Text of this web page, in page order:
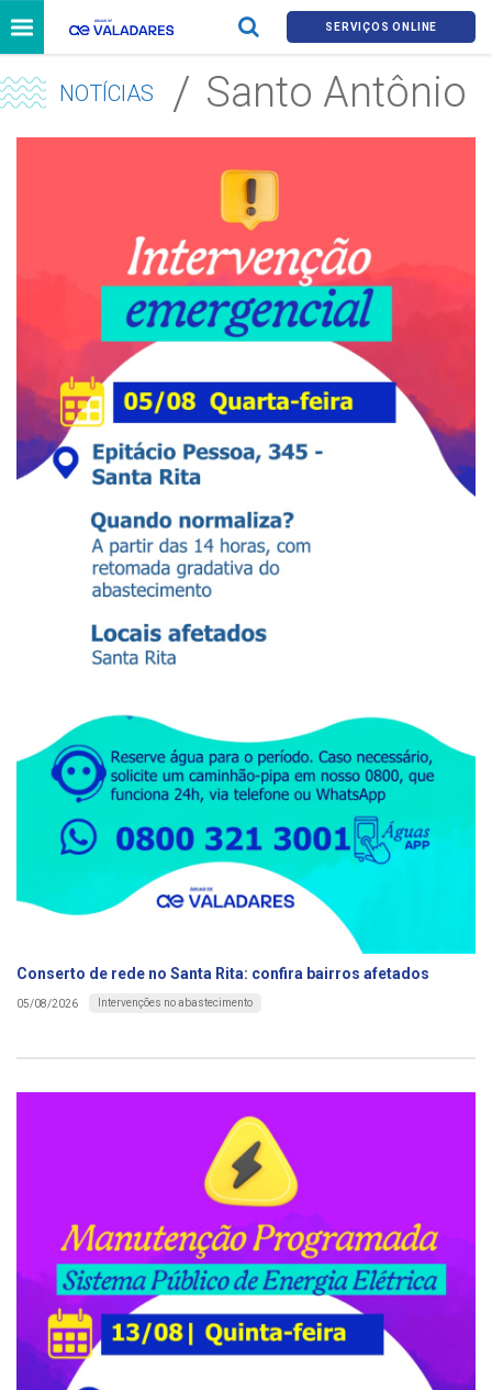
SERVIÇOS ONLINE
NOTÍCIAS Santo Antônio
Conserto de rede no Santa Rita: confira bairros afetados
05/08/2026 Intervenções no abastecimento